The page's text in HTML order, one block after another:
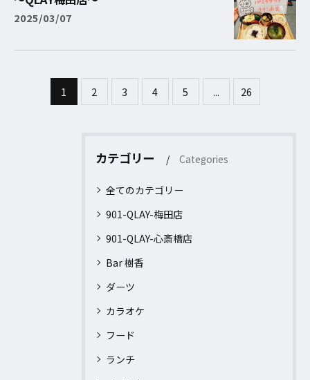
2025/03/07
1 2 3 4 5 ... 26
カテゴリー Categories
全てのカテゴリー
901-QLAY-梅田店
901-QLAY-心斎橋店
Bar 樹香
ダーツ
カラオケ
フード
ランチ